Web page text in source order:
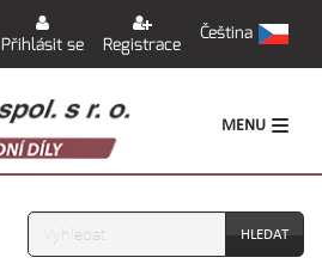
Přihlásit se Registrace
Čeština
MENU
Vyhledávání